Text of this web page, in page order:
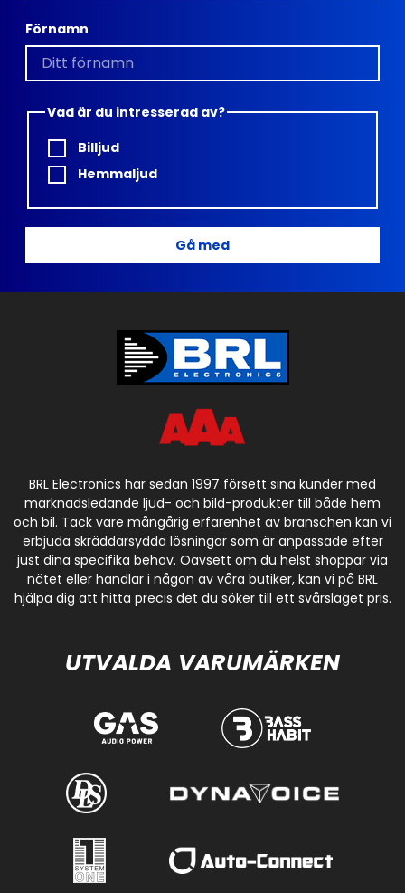
Förnamn
Vad är du intresserad av?
Billjud
Hemmaljud
Gå med
BRL Electronics har sedan 1997 försett sina kunder med
marknadsledande ljud- och bild-produkter till både hem
och bil. Tack vare mångårig erfarenhet av branschen kan vi
erbjuda skräddarsydda lösningar som är anpassade efter
just dina specifika behov. Oavsett om du helst shoppar via
nätet eller handlar i någon av våra butiker, kan vi på BRL
hjälpa dig att hitta precis det du söker till ett svårslaget pris.
UTVALDA VARUMÄRKEN